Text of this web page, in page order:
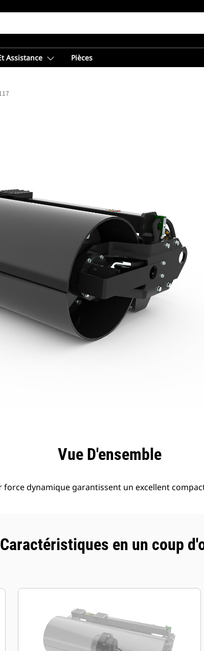
Assistance Pièces
Vue D'ensemble
force dynamique garantissent un excellent
Caractéristiques en un coup